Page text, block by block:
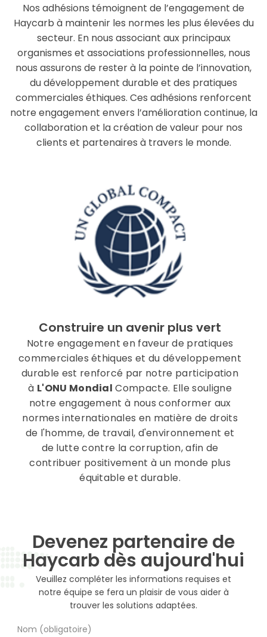
Nos adhésions témoignent de l’engagement de
Haycarb à maintenir les normes les plus élevées du
secteur. En nous associant aux principaux
organismes et associations professionnelles, nous
nous assurons de rester à la pointe de l’innovation,
du développement durable et des pratiques
commerciales éthiques. Ces adhésions renforcent
notre engagement envers l’amélioration continue, la
collaboration et la création de valeur pour nos
clients et partenaires à travers le monde.
Construire un avenir plus vert
Notre engagement en faveur de pratiques
commerciales éthiques et du développement
durable est renforcé par notre participation
à L'ONU Mondial Compacte. Elle souligne
notre engagement à nous conformer aux
normes internationales en matière de droits
de l'homme, de travail, d'environnement et
de lutte contre la corruption, afin de
contribuer positivement à un monde plus
équitable et durable.
Devenez partenaire de
Haycarb dès aujourd'hui
Veuillez compléter les informations requises et
notre équipe se fera un plaisir de vous aider à
trouver les solutions adaptées.